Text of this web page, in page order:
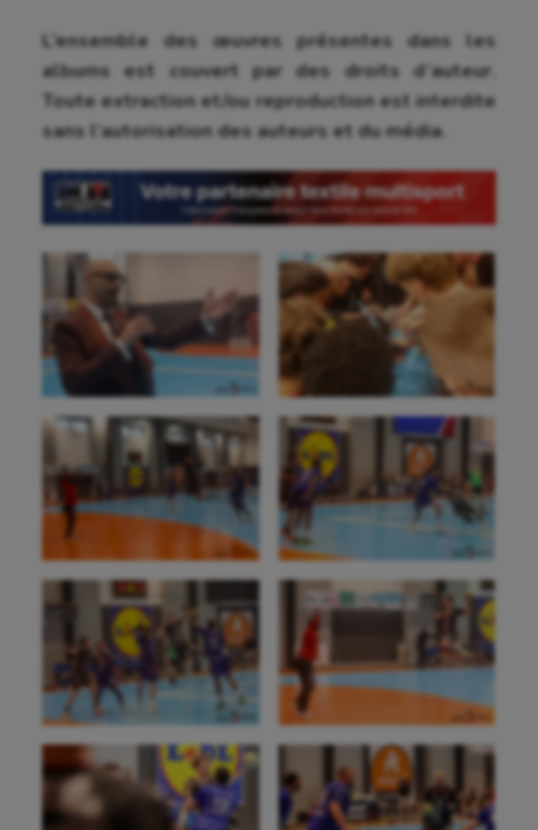
Aéronautique
Athlétisme
Auto
Aviron
Balle à la main
Ballon au poing
Baseball
Billard
Boules lyonnaises
Canoë-kayak
Cerf Volant
Cheerleading
L’ensemble des œuvres présentes dans les
albums est couvert par des droits d’auteur.
Toute extraction et/ou reproduction est interdite
sans l’autorisation des auteurs et du média.